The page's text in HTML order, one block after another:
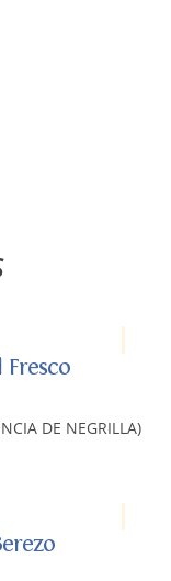
DE NEGRILLA)